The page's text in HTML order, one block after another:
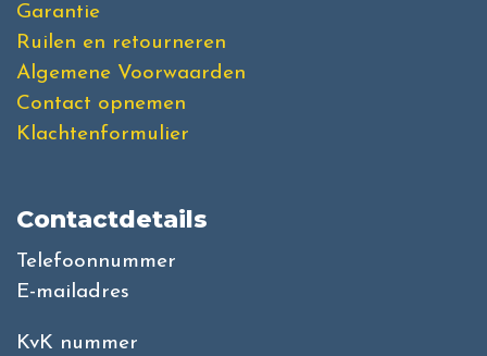
Garantie
Ruilen en retourneren
Algemene Voorwaarden
Contact opnemen
Klachtenformulier
Contactdetails
Telefoonnummer
E-mailadres
KvK nummer